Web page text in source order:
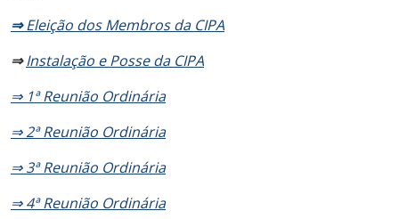
⇒Eleição dos Membros da CIPA
⇒ Instalação e Posse da CIPA
⇒ 1ª Reunião Ordinária
⇒ 2ª Reunião Ordinária
⇒ 3ª Reunião Ordinária
⇒ 4ª Reunião Ordinária